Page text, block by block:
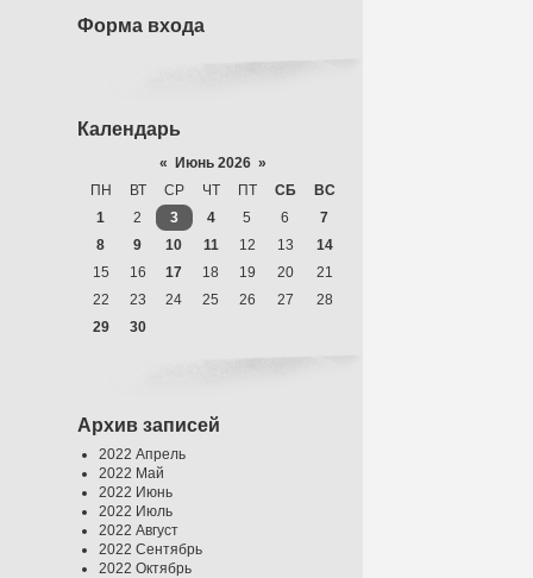
Форма входа
Календарь
« Июнь 2026 »
ПН
ВТ СР ЧТ ПТ СБ
ВС
1
2 3 4 5 6
7
8
9 10 11 12 13
14
15
16 17 18 19 20
21
22
23 24 25 26 27
28
29
30
Архив записей
2022 Апрель
2022 Май
2022 Июнь
2022 Июль
2022 Август
2022 Сентябрь
2022 Октябрь